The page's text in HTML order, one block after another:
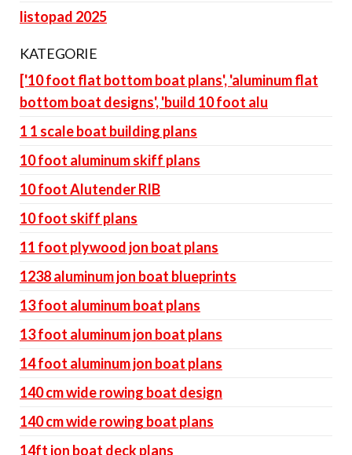
listopad 2025
KATEGORIE
['10 foot flat bottom boat plans', 'aluminum flat
bottom boat designs', 'build 10 foot alu
1 1 scale boat building plans
10 foot aluminum skiff plans
10 foot Alutender RIB
10 foot skiff plans
11 foot plywood jon boat plans
1238 aluminum jon boat blueprints
13 foot aluminum boat plans
13 foot aluminum jon boat plans
14 foot aluminum jon boat plans
140 cm wide rowing boat design
140 cm wide rowing boat plans
14ft jon boat deck plans